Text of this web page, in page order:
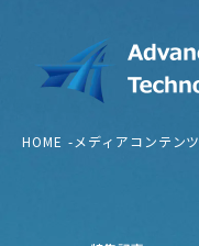
HOME メディアコンテンツ